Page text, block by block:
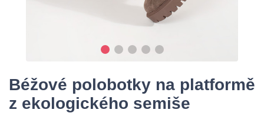
Béžové polobotky na platformě
z ekologického semiše